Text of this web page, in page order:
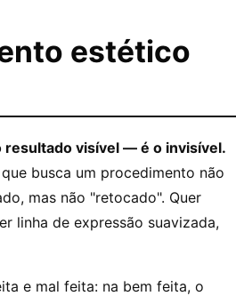
estético
resultado visível — é o invisível.
busca um procedimento não
mas não "retocado". Quer
linha de expressão suavizada,
e mal feita: na bem feita, o